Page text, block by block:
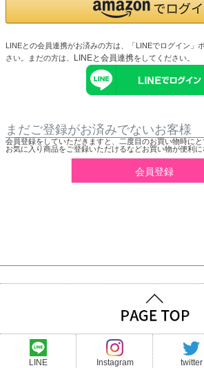
LINEとの会員連携がお済みの方は、「LINEでログイン」
さい。まだの方は、 LINEと会員連携をしてください。
まだご登録がお済みでないお客様
会員登録をしていただきますと、二度目のお買い物時にと
お気に入り商品をご登録いただけるなどお買い物が便利に
会員登録
LINE Instagram twitter